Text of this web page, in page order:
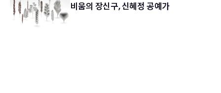
비움의 장신구, 신혜정 공예가